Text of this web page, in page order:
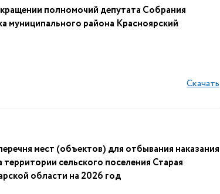
полномочий депутата Собрания
муниципального района Красноярский
Скачать
мест (объектов) для отбывания наказания
сельского поселения Старая
области на 2026 год